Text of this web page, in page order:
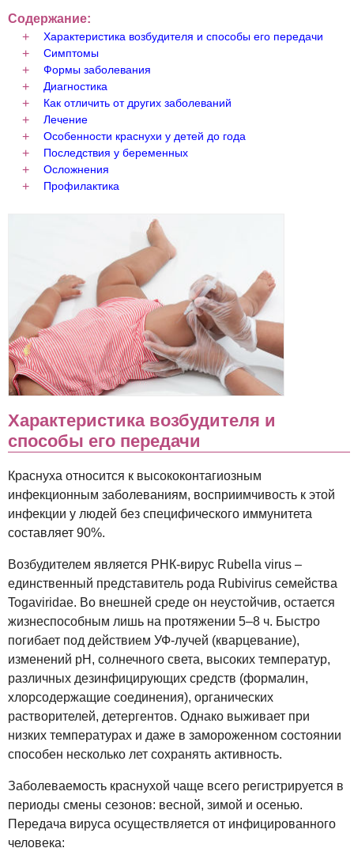
Содержание:
Характеристика возбудителя и способы его передачи
Симптомы
Формы заболевания
Диагностика
Как отличить от других заболеваний
Лечение
Особенности краснухи у детей до года
Последствия у беременных
Осложнения
Профилактика
Характеристика возбудителя и
способы его передачи
Краснуха относится к высококонтагиозным
инфекционным заболеваниям, восприимчивость к этой
инфекции у людей без специфического иммунитета
составляет 90%.
Возбудителем является РНК-вирус Rubella virus –
единственный представитель рода Rubivirus семейства
Togaviridae. Во внешней среде он неустойчив, остается
жизнеспособным лишь на протяжении 5–8 ч. Быстро
погибает под действием УФ-лучей (кварцевание),
изменений рН, солнечного света, высоких температур,
различных дезинфицирующих средств (формалин,
хлорсодержащие соединения), органических
растворителей, детергентов. Однако выживает при
низких температурах и даже в замороженном состоянии
способен несколько лет сохранять активность.
Заболеваемость краснухой чаще всего регистрируется в
периоды смены сезонов: весной, зимой и осенью.
Передача вируса осуществляется от инфицированного
человека: